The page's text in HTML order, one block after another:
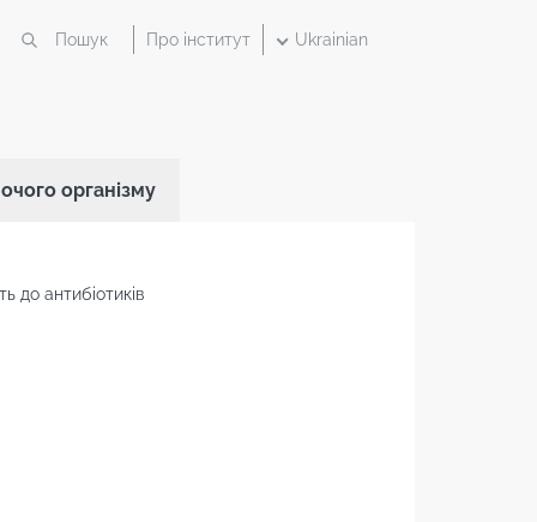
Про інститут Ukrainian
організму
до антибіотиків